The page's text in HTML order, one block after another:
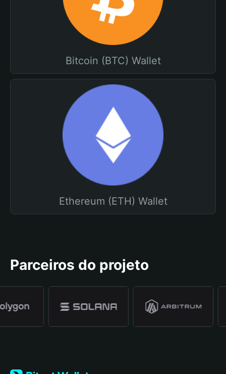
Bitcoin (BTC) Wallet
Ethereum (ETH) Wallet
Parceiros do projeto